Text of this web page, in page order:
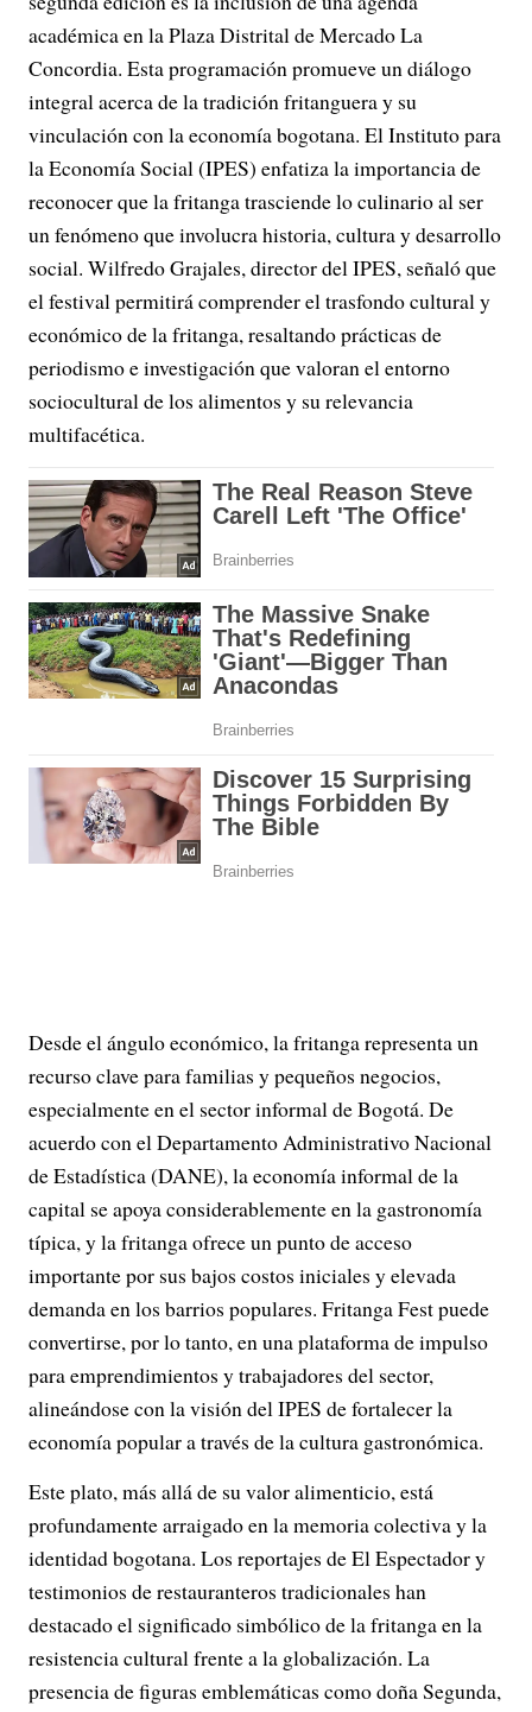
académica en la Plaza Distrital de Mercado La
Concordia. Esta programación promueve un diálogo
integral acerca de la tradición fritanguera y su
vinculación con la economía bogotana. El Instituto para
la Economía Social (IPES) enfatiza la importancia de
reconocer que la fritanga trasciende lo culinario al ser
un fenómeno que involucra historia, cultura y desarrollo
social. Wilfredo Grajales, director del IPES, señaló que
el festival permitirá comprender el trasfondo cultural y
económico de la fritanga, resaltando prácticas de
periodismo e investigación que valoran el entorno
sociocultural de los alimentos y su relevancia
multifacética.
Desde el ángulo económico, la fritanga representa un
recurso clave para familias y pequeños negocios,
especialmente en el sector informal de Bogotá. De
acuerdo con el Departamento Administrativo Nacional
de Estadística (DANE), la economía informal de la
capital se apoya considerablemente en la gastronomía
típica, y la fritanga ofrece un punto de acceso
importante por sus bajos costos iniciales y elevada
demanda en los barrios populares. Fritanga Fest puede
convertirse, por lo tanto, en una plataforma de impulso
para emprendimientos y trabajadores del sector,
alineándose con la visión del IPES de fortalecer la
economía popular a través de la cultura gastronómica.
Este plato, más allá de su valor alimenticio, está
profundamente arraigado en la memoria colectiva y la
identidad bogotana. Los reportajes de El Espectador y
testimonios de restauranteros tradicionales han
destacado el significado simbólico de la fritanga en la
resistencia cultural frente a la globalización. La
presencia de figuras emblemáticas como doña Segunda,